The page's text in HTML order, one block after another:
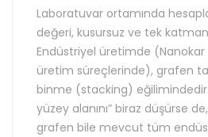
Laboratuvar ortamında
değeri, kusursuz ve tek
Endüstriyel üretimde
üretim süreçlerinde), grafen
binme (stacking)
yüzey alanını” biraz düşürse
grafen bile mevcut tüm